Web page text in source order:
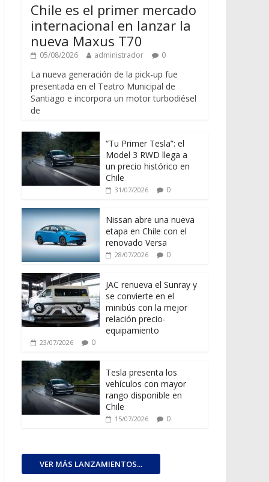
Chile es el primer mercado
internacional en lanzar la
nueva Maxus T70
05/08/2026 administrador 0
La nueva generación de la pick-up fue
presentada en el Teatro Municipal de
Santiago e incorpora un motor turbodiésel
de
“Tu Primer Tesla”: el
Model 3 RWD llega a
un precio histórico en
Chile
31/07/2026 0
Nissan abre una nueva
etapa en Chile con el
renovado Versa
28/07/2026 0
JAC renueva el Sunray y
se convierte en el
minibús con la mejor
relación precio-
equipamiento
23/07/2026 0
Tesla presenta los
vehículos con mayor
rango disponible en
Chile
15/07/2026 0
VER MÁS LANZAMIENTOS...